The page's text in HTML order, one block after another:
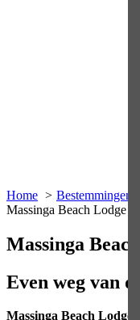
Home Bestemmingen
Massinga Beach Lodge
Massinga
Even weg van
Massinga Beach Lodge